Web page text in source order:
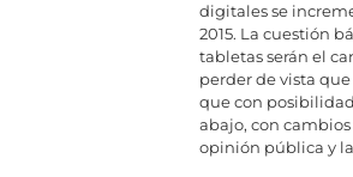
digitales se
2015. La cuestión
tabletas serán el
perder de vista
que con
abajo, con
opinión pública y